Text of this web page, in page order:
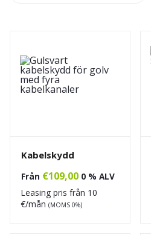
Kabelskydd
Från €109,00 0 % ALV
Leasing pris från 10
€/mån (MOMS 0%)